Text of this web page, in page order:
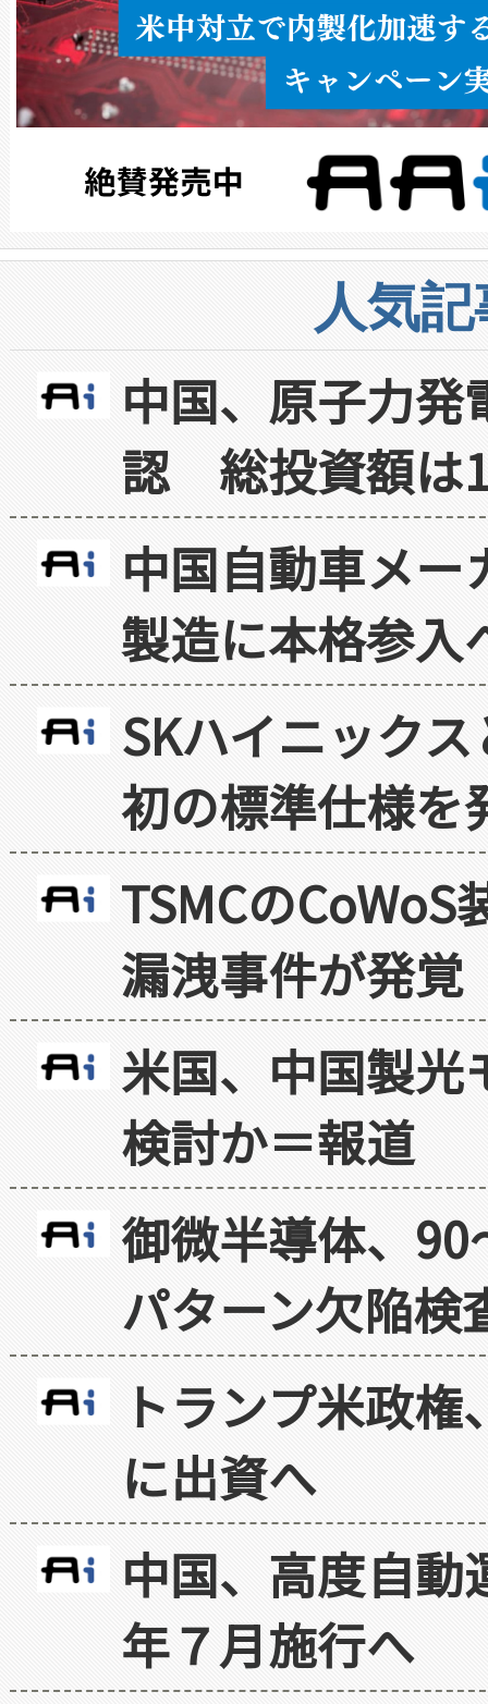
人気
中国、原子力
認 総投資額は
中国自動車メ
製造に本格参入
SKハイニック
初の標準仕様を
TSMCの
漏洩事件が発覚
米国、中国製光
検討か＝報道
御微半導体、
パターン欠陥検
トランプ米政
に出資へ
中国、高度自
年７月施行へ